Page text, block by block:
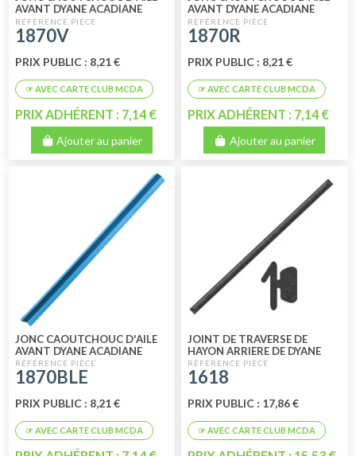
AVANT DYANE ACADIANE
VERT
1870V
PRIX PUBLIC : 8,21 €
PRIX ADHÉRENT : 7,14 €
Ajouter au panier
AVANT DYANE ACADIANE
ROUGE
1870R
PRIX PUBLIC : 8,21 €
PRIX ADHÉRENT : 7,14 €
Ajouter au panier
JONC CAOUTCHOUC D'AILE
AVANT DYANE ACADIANE
BLEU
1870BLE
PRIX PUBLIC : 8,21 €
JOINT DE TRAVERSE DE
HAYON ARRIERE DE DYANE
1618
PRIX PUBLIC : 17,86 €